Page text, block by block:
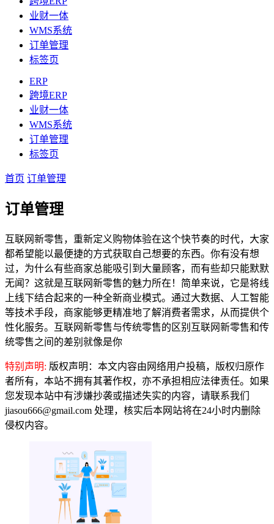
业财一体
WMS系统
订单管理
标签页
ERP
跨境ERP
业财一体
WMS系统
订单管理
标签页
首页 订单管理
订单管理
互联网新零售，重新定义购物体验在这个快节奏的时代，大家
都希望能以最便捷的方式获取自己想要的东西。你有没有想
过，为什么有些商家总能吸引到大量顾客，而有些却只能默默
无闻？这就是互联网新零售的魅力所在！简单来说，它是将线
上线下结合起来的一种全新商业模式。通过大数据、人工智能
等技术手段，商家能够更精准地了解消费者需求，从而提供个
性化服务。互联网新零售与传统零售的区别互联网新零售和传
统零售之间的差别就像是你
特别声明: 版权声明：本文内容由网络用户投稿，版权归原作
者所有，本站不拥有其著作权，亦不承担相应法律责任。如果
您发现本站中有涉嫌抄袭或描述失实的内容，请联系我们
jiasou666@gmail.com 处理，核实后本网站将在24小时内删除
侵权内容。